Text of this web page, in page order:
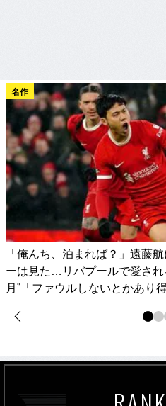
名作
「俺んち、泊まれば？」遠藤
ーは見た…リバプールで愛され
月”「ファウルしないとかあり得